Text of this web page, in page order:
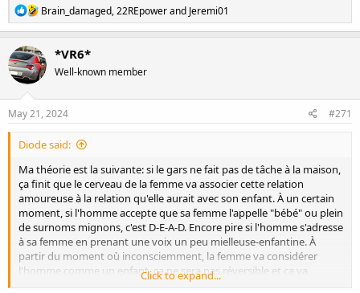
R
e
a
t
i
n
Brain_damaged,22REpowerand Jeremi01
*VR6*
Well-known member
May 21, 2024 #271
Diode said:
Ma théorie est la suivante: si le gars ne fait pas de tâche à la maison,
ça finit que le cerveau de la femme va associer cette relation
amoureuse à la relation qu'elle aurait avec son enfant. À un certain
moment, si l'homme accepte que sa femme l'appelle "bébé" ou plein
de surnoms mignons, c'est D-E-A-D. Encore pire si l'homme s'adresse
à sa femme en prenant une voix un peu mielleuse-enfantine. À
partir du moment où inconsciemment, la femme va considérer
l'homme comme un enfant, ça ne sera pas réversible et ça va
expliquer le feeling de léger dégout qu'elle va éprouver par rapport
Click to expand...